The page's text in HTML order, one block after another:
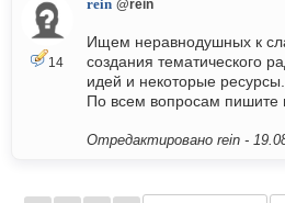
14
rein @rein
Ищем неравнодушных к
создания тематического
идей и некоторые ресурсы.
По всем вопросам пишите
Отредактировано rein -